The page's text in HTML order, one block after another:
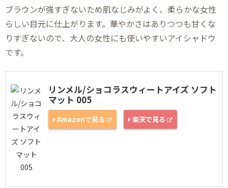
ブラウンが強すぎないため肌なじみがよく、柔らかな女性
らしい目元に仕上がります。華やかさはありつつも甘くな
りすぎないので、大人の女性にも使いやすいアイシャドウ
です。
リンメル/ショコラスウィートアイズ ソフト
マット 005
Amazonで見る 楽天で見る